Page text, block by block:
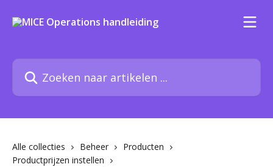
Zoeken naar artikelen ...
Alle collecties Beheer
Producten
Productprijzen instellen